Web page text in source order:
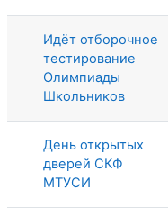
Идёт отборочное
тестирование
Олимпиады
Школьников
День открытых
дверей СКФ
МТУСИ